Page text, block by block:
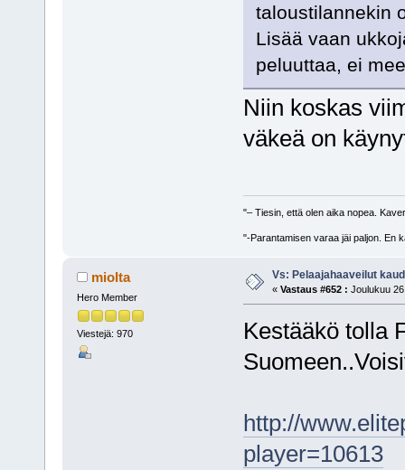
taloustilannekin
Lisää vaan
peluuttaa, ei
Niin koskas
väkeä on
"– Tiesin, että olen aika nopea.
"-Parantamisen varaa jäi paljon. En
miolta
Hero Member
Viestejä: 970
Vs: Pelaajahaaveilut
« Vastaus #652 : Joulukuu
Kestääkö tolla
http://
player=10613